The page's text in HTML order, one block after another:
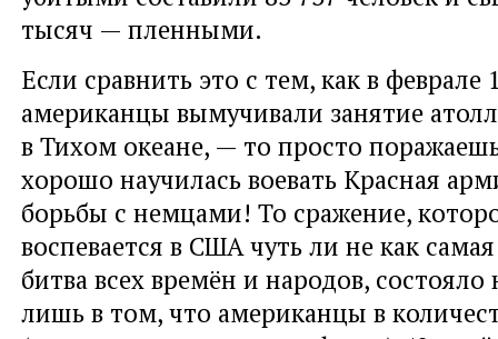
тысяч — пленными.
Если сравнить это с тем, как в феврале
американцы вымучивали занятие
в Тихом океане, — то просто
хорошо научилась воевать Красная
борьбы с немцами! То сражение,
воспевается в США чуть ли не как
битва всех времён и народов,
лишь в том, что американцы в